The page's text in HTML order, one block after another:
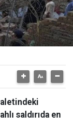
saldırıda en